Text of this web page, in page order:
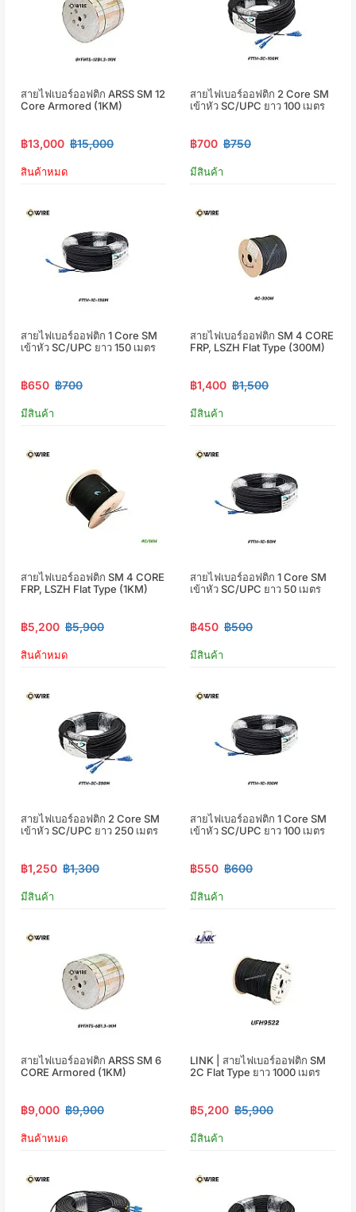
สายไฟเบอร์ออฟติก ARSS SM 12
Core Armored (1KM)
฿13,000 ฿15,000
สินค้าหมด
สายไฟเบอร์ออฟติก 2 Core SM
เข้าหัว SC/UPC ยาว 100 เมตร
฿700 ฿750
มีสินค้า
สายไฟเบอร์ออฟติก 1 Core SM
เข้าหัว SC/UPC ยาว 150 เมตร
฿650 ฿700
มีสินค้า
สายไฟเบอร์ออฟติก SM 4 CORE
FRP, LSZH Flat Type (300M)
฿1,400 ฿1,500
มีสินค้า
สายไฟเบอร์ออฟติก SM 4 CORE
FRP, LSZH Flat Type (1KM)
฿5,200 ฿5,900
สินค้าหมด
สายไฟเบอร์ออฟติก 1 Core SM
เข้าหัว SC/UPC ยาว 50 เมตร
฿450 ฿500
มีสินค้า
สายไฟเบอร์ออฟติก 2 Core SM
เข้าหัว SC/UPC ยาว 250 เมตร
฿1,250 ฿1,300
มีสินค้า
สายไฟเบอร์ออฟติก 1 Core SM
เข้าหัว SC/UPC ยาว 100 เมตร
฿550 ฿600
มีสินค้า
สายไฟเบอร์ออฟติก ARSS SM 6
CORE Armored (1KM)
฿9,000 ฿9,900
สินค้าหมด
LINK | สายไฟเบอร์ออฟติก SM
2C Flat Type ยาว 1000 เมตร
฿5,200 ฿5,900
มีสินค้า